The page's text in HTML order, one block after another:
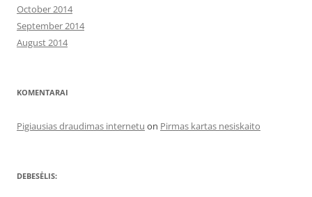
October 2014
September 2014
August 2014
KOMENTARAI
Pigiausias draudimas internetu on Pirmas kartas nesiskaito
DEBESĖLIS: